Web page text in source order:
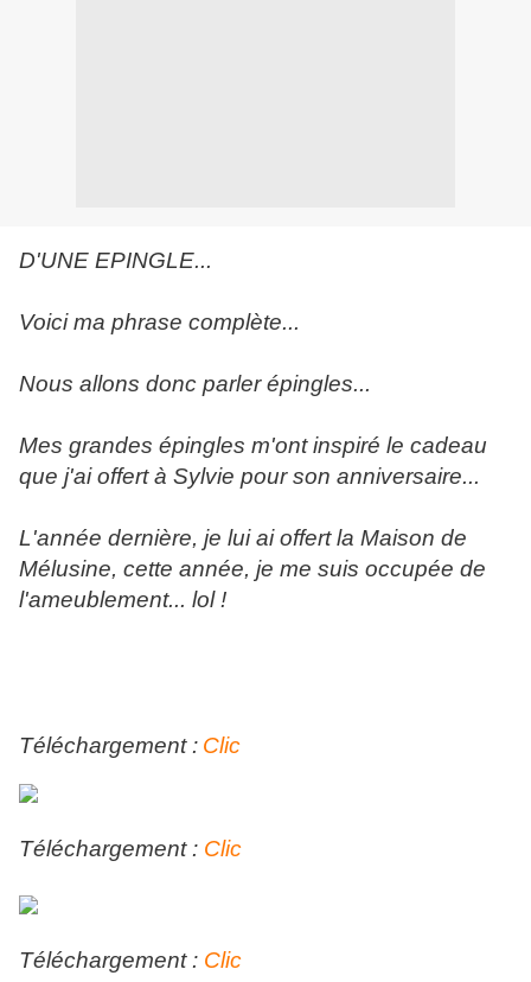
D'UNE EPINGLE...
Voici ma phrase complète...
Nous allons donc parler épingles...
Mes grandes épingles m'ont inspiré le cadeau
que j'ai offert à Sylvie pour son anniversaire...
L'année dernière, je lui ai offert la Maison de
Mélusine, cette année, je me suis occupée de
l'ameublement... lol !
Téléchargement : Clic
Téléchargement : Clic
Téléchargement : Clic